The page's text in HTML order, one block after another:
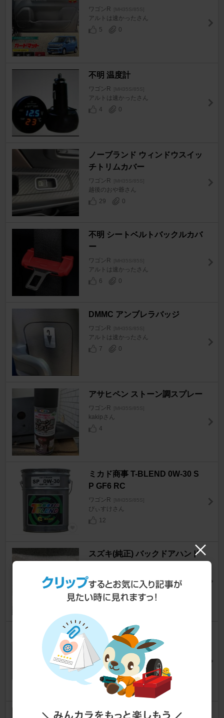
ワゴンR [MH35S/85S]
アルトは速かったさん
5
0
不明 温度計
ワゴンR [MH35S/85S]
アルトは速かったさん
4
0
ノーブランド ウィンドウスイッ
チトリムカバー
ワゴンR [MH35S/85S]
越後のおや爺さん
29
0
不明 シートベルトバックルカバ
ー
ワゴンR [MH35S/85S]
アルトは速かったさん
6
0
DMMC アンブレラバッジ
ワゴンR [MH35S/85S]
アルトは速かったさん
7
0
アサヒペン ストーン調スプレー
ワゴンR [MH35S/85S]
kakipさん
4
ミカド商事 T-BLEND 0W-30 S
P GF6 RC
ワゴンR [MH35S/85S]
ぴぃすけさん
12
スズキ(純正) バックドアハンド
ワゴンR [MH35S/85S]
ゆうちゃそ＠東風平さん
10
PIONEER / carrozzeria FH-850
0DVS
ワゴンR [MH35S/85S]
Jacques Japonさん
6
ESPELIR Super DOWNSUS